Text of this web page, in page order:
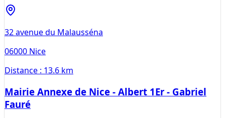
32 avenue du Malausséna
06000 Nice
Distance : 13.6 km
Mairie Annexe de Nice - Albert 1Er - Gabriel
Fauré